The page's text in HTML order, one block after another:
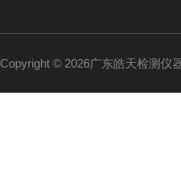
Copyright © 2026广东皓天检测